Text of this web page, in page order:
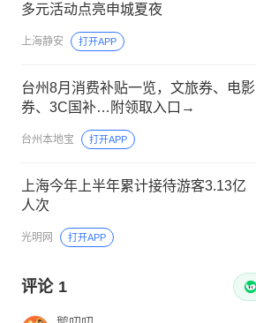
多元活动点亮申城夏夜
上海静安 打开APP
台州8月消费补贴一览，文旅券、电影
券、3C国补…附领取入口→
台州本地宝 打开APP
上海今年上半年累计接待游客3.13亿
人次
光明网 打开APP
评论 1